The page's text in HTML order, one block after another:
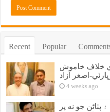
Recent Popular
خلاف خاموش
اصغر آزاد
4 weeks ago
جو نه پر